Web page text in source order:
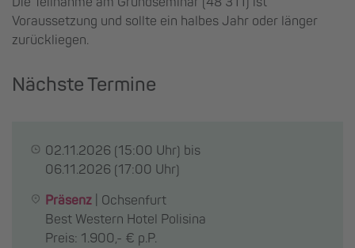
Voraussetzung und sollte ein halbes Jahr oder länger
zurückliegen.
Nächste Termine
02.11.2026 (15:00 Uhr) bis
06.11.2026 (17:00 Uhr)
Präsenz
Ochsenfurt
Best Western Hotel Polisina
Preis: 1.900,- € p.P.